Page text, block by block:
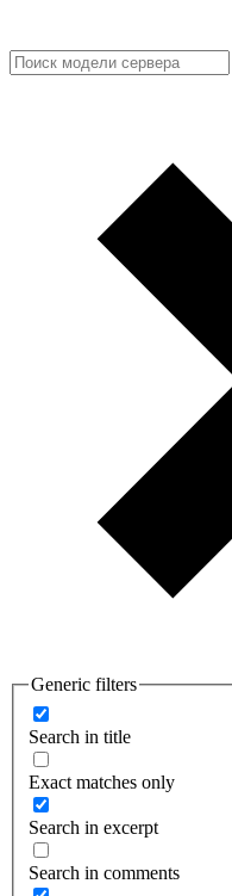
Generic filters
Search in title
Exact matches only
Search in excerpt
Search in comments